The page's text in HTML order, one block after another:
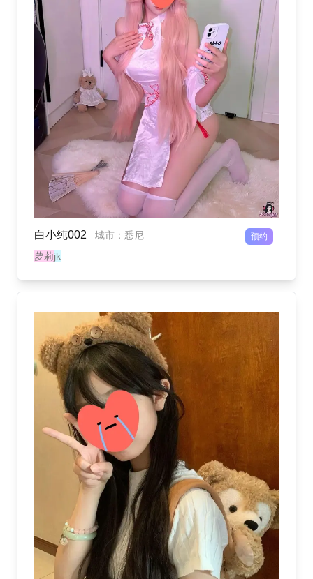
白小纯002 城市 ： 悉尼 预约
萝莉jk